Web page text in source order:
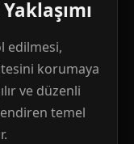
edilmesi,
korumaya
ve düzenli
temel